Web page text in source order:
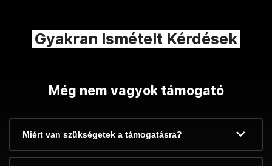
Gyakran Ismételt Kérdések
Még nem vagyok támogató
Miért van szükségetek a támogatásra?